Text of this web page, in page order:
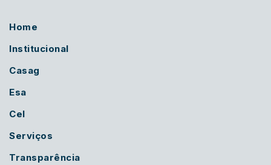
Home
Institucional
Casag
Esa
Cel
Serviços
Transparência